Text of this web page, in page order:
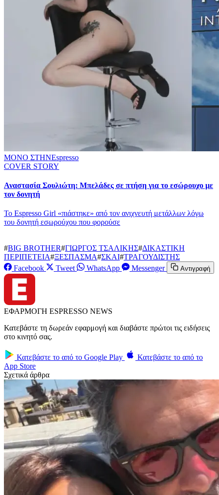
ΜΟΝΟ ΣΤΗΝEspresso
COVER STORY
Αναστασία Σουλιώτη: Μπελάδες σε πτήση για το εσώρουχο με
τον δονητή
To Espresso Girl «πιάστηκε» από τον ανιχνευτή μετάλλων λόγω
του δονητή εσωρούχου που φορούσε
#BIG BROTHER#ΓΙΩΡΓΟΣ ΤΣΑΛΙΚΗΣ#ΔΙΚΑΣΤΙΚΗ
ΠΕΡΙΠΕΤΕΙΑ#ΞΕΣΠΑΣΜΑ#ΣΚΑΙ#ΤΡΑΓΟΥΔΙΣΤΗΣ
Facebook
Tweet WhatsApp Messenger Αντιγραφή
ΕΦΑΡΜΟΓΗ ESPRESSO NEWS
Κατεβάστε τη δωρεάν εφαρμογή και διαβάστε πρώτοι τις ειδήσεις
στο κινητό σας.
Κατεβάστε το από το Google Play
Κατεβάστε το από το
App Store
Σχετικά άρθρα